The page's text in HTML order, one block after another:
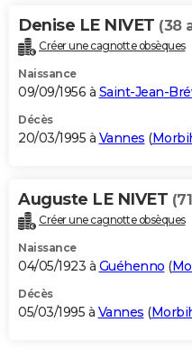
Denise LE NIVET (38
Créer une cagnotte obsèques
Naissance
09/09/1956 à Saint-Jean-
Décès
20/03/1995 à Vannes (
Auguste LE NIVET
Créer une cagnotte obsèques
Naissance
04/05/1923 à Guéhenno (
Décès
05/03/1995 à Vannes (